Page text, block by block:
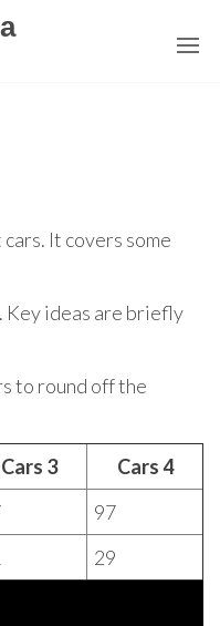
It covers some
Key ideas are briefly
to round off the
Cars 3
Cars 4
97
29